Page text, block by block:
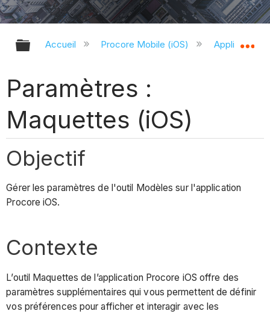
Développer/réduire la hiérarchie
Accueil Procore Mobile (iOS) Application
Paramètres :
Maquettes (iOS)
Objectif
Gérer les paramètres de l'outil Modèles sur l'application
Procore iOS.
Contexte
L’outil Maquettes de l’application Procore iOS offre des
paramètres supplémentaires qui vous permettent de définir
vos préférences pour afficher et interagir avec les